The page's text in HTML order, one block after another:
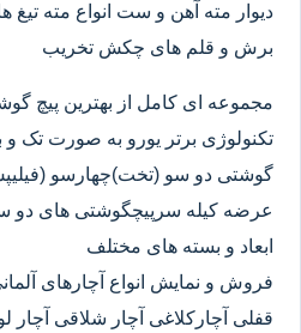
دیوار مته آهن و ست انواع مته تیغ
برش و قلم های چکش تخریب
مجموعه ای کامل از بهترین پیچ
تکنولوژی برتر یورو به صورت تک و
گوشتی دو سو (تخت)چهارسو
عرضه کیله سرپیچگوشتی های دو
ابعاد و بسته های مختلف
فروش و نمایش انواع آچارهای
قفلی آچارکلاغی آچار شلاقی آچار